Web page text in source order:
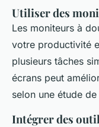
Utiliser des
Les moniteurs à
votre productivité
plusieurs tâches
écrans peut
selon une étude
Intégrer des